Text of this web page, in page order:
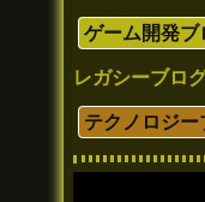
ゲーム開発ブ
レガシーブロ
テクノロジー